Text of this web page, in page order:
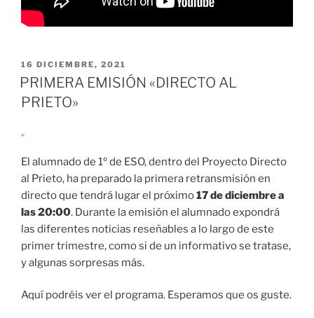
PUBLICADO
EL
16 DICIEMBRE, 2021
PRIMERA EMISIÓN «DIRECTO AL
PRIETO»
El alumnado de 1º de ESO, dentro del Proyecto Directo
al Prieto, ha preparado la primera retransmisión en
directo que tendrá lugar el próximo17 de diciembre a
las 20:00. Durante la emisión el alumnado expondrá
las diferentes noticias reseñables a lo largo de este
primer trimestre, como si de un informativo se tratase,
y algunas sorpresas más.
Aquí podréis ver el programa. Esperamos que os guste.